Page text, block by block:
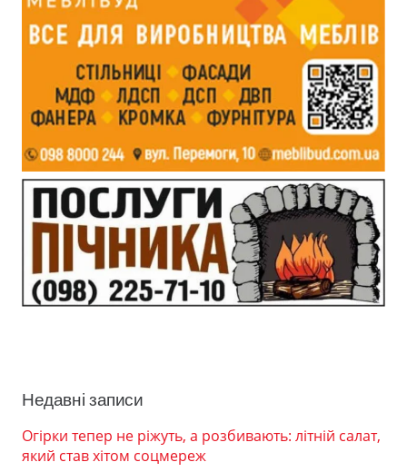
Недавні записи
Огірки тепер не ріжуть, а розбивають: літній салат,
який став хітом соцмереж